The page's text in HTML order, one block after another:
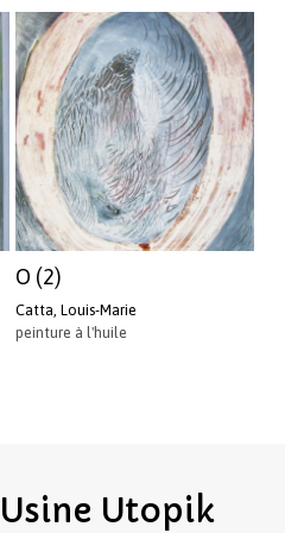
O (2)
Catta, Louis-Marie
peinture à l'huile
Usine Utopik